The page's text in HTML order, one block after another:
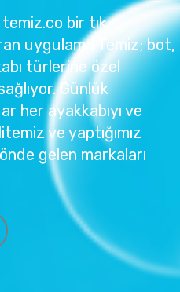
bir tık
uygulama Temiz; bot,
türlerine özel
Günlük
her ayakkabıyı ve
ve yaptığımız
gelen markaları